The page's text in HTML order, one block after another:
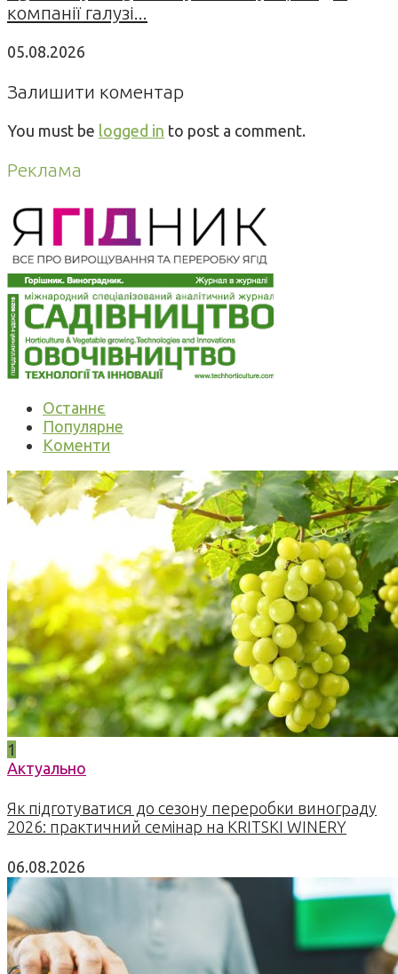
компанії галузі...
05.08.2026
Залишити коментар
You must be logged in to post a comment.
Реклама
Останнє
Популярне
Коменти
1
Актуально
Як підготуватися до сезону переробки винограду
2026: практичний семінар на KRITSKI WINERY
06.08.2026